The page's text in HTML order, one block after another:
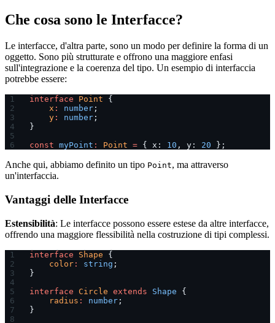
Che cosa sono le Interfacce?
Le interfacce, d'altra parte, sono un modo per definire la forma di un
oggetto. Sono più strutturate e offrono una maggiore enfasi
sull'integrazione e la coerenza del tipo. Un esempio di interfaccia
potrebbe essere:
interface Point {
    x
: number ;
    y
: number ;
}
const myPoint : Point = { x: 10 , y: 20 };
Anche qui, abbiamo definito un tipo Point, ma attraverso
un'interfaccia.
Vantaggi delle Interfacce
Estensibilità: Le interfacce possono essere estese da altre interfacce,
offrendo una maggiore flessibilità nella costruzione di tipi complessi.
interface Shape {
    color
: string ;
}
interface Circle extends Shape {
    radius
: number ;
}